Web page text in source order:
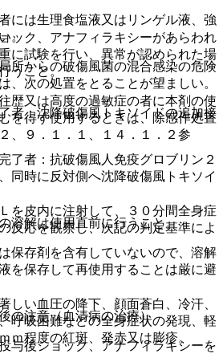
には生理食塩液又はリンゲル液、強
。
所からの破傷風菌の混合感染の危険
、次の処置をとることが望ましい。
者：沈降破傷風トキソイドの追加接
者：抗破傷風人免疫グロブリン２
同時に反対側へ沈降破傷風トキソイ
溶解は使用直前に行うこと。
保存剤を含有していないので、溶解
を保存して再使用することは厳に避
の注意（血清病の治療）
後ショック、アナフィラキシーを
ック、アナフィラキシーがあらわれ
に試験を行い、異常が認められた場
うこと。
歴又は高度の過敏症の者に本剤の使
を得ず使用するときは、除感作処置
、９．１．１、１４．１．２参
を皮内に注射して、３０分間全身症
反応を観察し、次記の判定基準によ
しい血圧の降下、顔面蒼白、冷汗、
呼吸困難などの全身症状の発現、軽
ｍ程度の紅斑、発赤又は膨疹。